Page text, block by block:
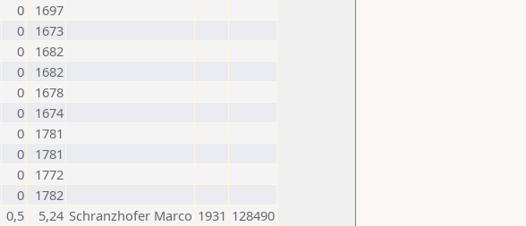
0
1697
0
1673
0
1682
0
1682
0
1678
0
1674
0
1781
0
1781
0
1772
0
1782
0,5 5,24 Schranzhofer Marco 1931 128490